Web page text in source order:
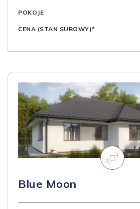
POKOJE
CENA (STAN SUROWY)*
Blue Moon